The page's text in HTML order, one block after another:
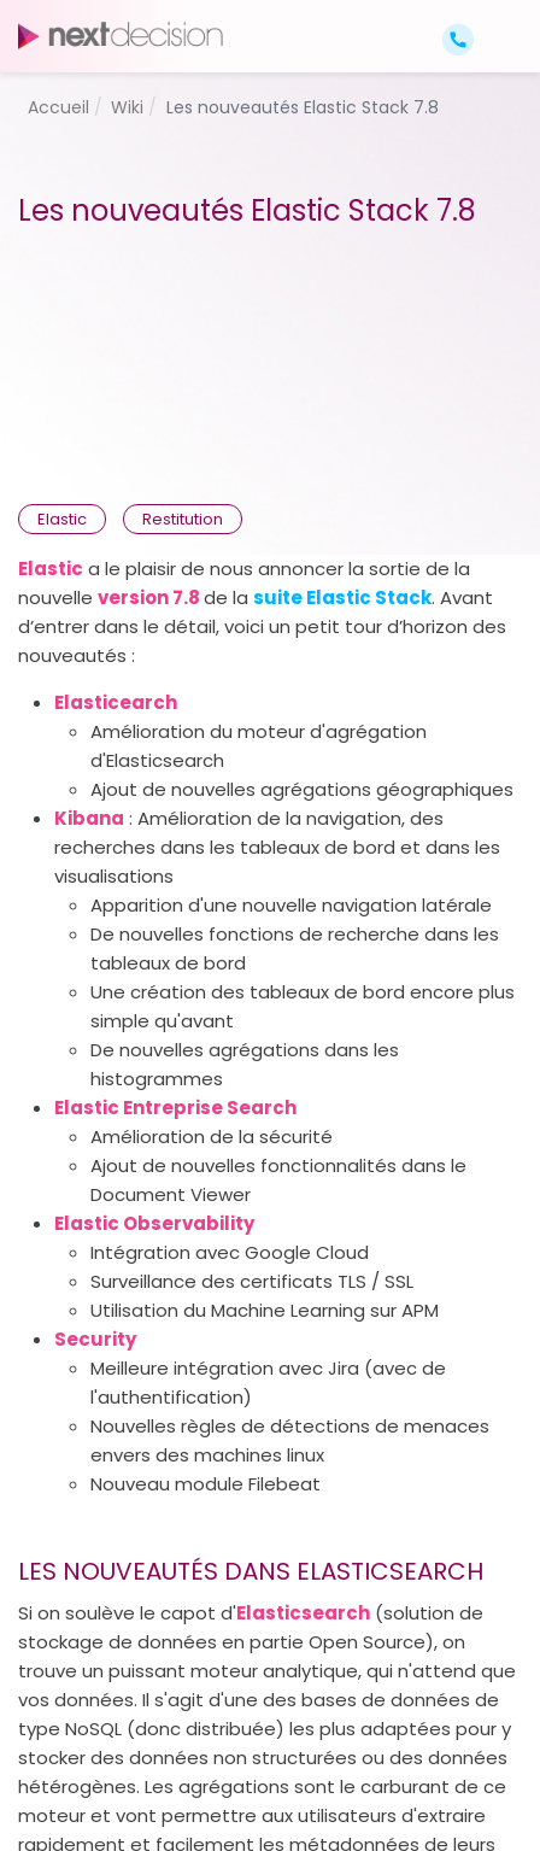
Accueil Wiki Les nouveautés Elastic Stack 7.8
Les nouveautés Elastic Stack 7.8
Elastic Restitution
Elastic a le plaisir de nous annoncer la sortie de la
nouvelle version 7.8de la suite Elastic Stack. Avant
d’entrer dans le détail, voici un petit tour d’horizon des
nouveautés :
Elasticearch
Amélioration du moteur d'agrégation
d'Elasticsearch
Ajout de nouvelles agrégations géographiques
Kibana : Amélioration de la navigation, des
recherches dans les tableaux de bord et dans les
visualisations
Apparition d'une nouvelle navigation latérale
De nouvelles fonctions de recherche dans les
tableaux de bord
Une création des tableaux de bord encore plus
simple qu'avant
De nouvelles agrégations dans les
histogrammes
Elastic Entreprise Search
Amélioration de la sécurité
Ajout de nouvelles fonctionnalités dans le
Document Viewer
Elastic Observability
Intégration avec Google Cloud
Surveillance des certificats TLS / SSL
Utilisation du Machine Learning sur APM
Security
Meilleure intégration avec Jira (avec de
l'authentification)
Nouvelles règles de détections de menaces
envers des machines linux
Nouveau module Filebeat
LES NOUVEAUTÉS DANS ELASTICSEARCH
Si on soulève le capot d'Elasticsearch (solution de
stockage de données en partie Open Source), on
trouve un puissant moteur analytique, qui n'attend que
vos données. Il s'agit d'une des bases de données de
type NoSQL (donc distribuée) les plus adaptées pour y
stocker des données non structurées ou des données
hétérogènes. Les agrégations sont le carburant de ce
moteur et vont permettre aux utilisateurs d'extraire
rapidement et facilement les métadonnées de leurs